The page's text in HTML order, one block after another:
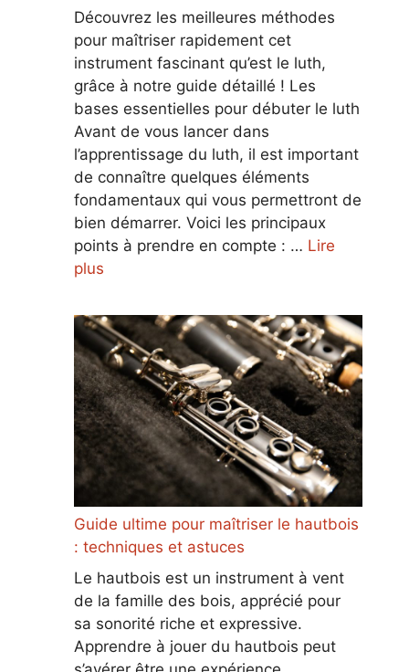
Découvrez les meilleures méthodes
pour maîtriser rapidement cet
instrument fascinant qu’est le luth,
grâce à notre guide détaillé ! Les
bases essentielles pour débuter le luth
Avant de vous lancer dans
l’apprentissage du luth, il est important
de connaître quelques éléments
fondamentaux qui vous permettront de
bien démarrer. Voici les principaux
points à prendre en compte : … Lire
plus
Guide ultime pour maîtriser le hautbois
: techniques et astuces
Le hautbois est un instrument à vent
de la famille des bois, apprécié pour
sa sonorité riche et expressive.
Apprendre à jouer du hautbois peut